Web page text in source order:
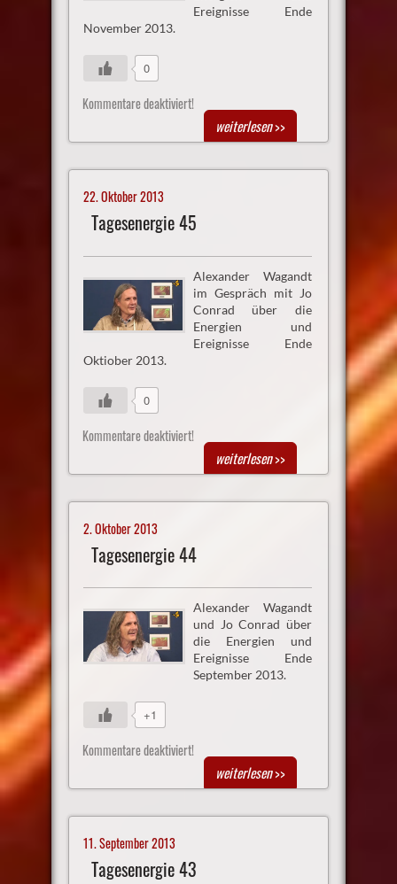
Ereignisse Ende
November 2013.
0
Kommentare deaktiviert!
weiterlesen>>
22. Oktober 2013
Tagesenergie 45
Alexander Wagandt
im Gespräch mit Jo
Conrad über die
Energien und
Ereignisse Ende
Oktiober 2013.
0
Kommentare deaktiviert!
weiterlesen>>
2. Oktober 2013
Tagesenergie 44
Alexander Wagandt
und Jo Conrad über
die Energien und
Ereignisse Ende
September 2013.
+1
Kommentare deaktiviert!
weiterlesen>>
11. September 2013
Tagesenergie 43